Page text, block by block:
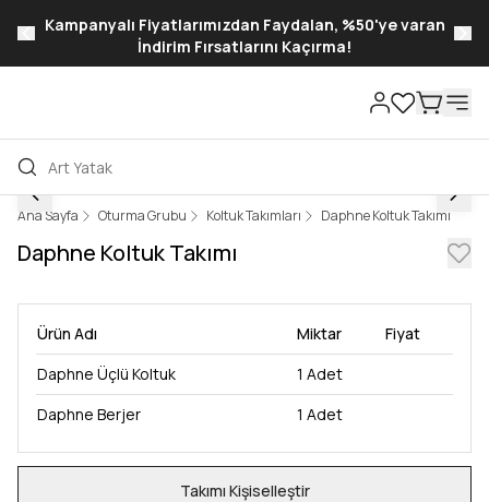
Kampanyalı Fiyatlarımızdan Faydalan, %50'ye varan
İndirim Fırsatlarını Kaçırma!
Ana Sayfa Oturma Grubu Koltuk Takımları Daphne Koltuk Takımı
Daphne Koltuk Takımı
Ürün Adı Miktar
Fiyat
Daphne Üçlü Koltuk
1 Adet
Daphne Berjer
1 Adet
Takımı Kişiselleştir